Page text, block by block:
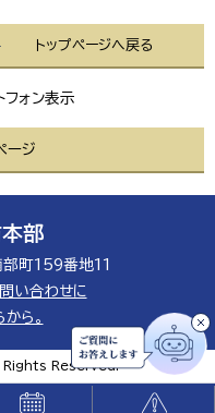
トップページへ戻る
フォン表示
ージ
部
町159番地11
い合わせに
ら。
Reserved.